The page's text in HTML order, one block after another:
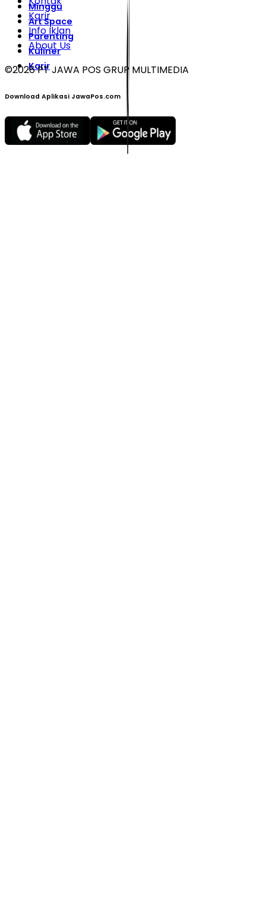
Minggu
Art Space
Parenting
Kuliner
Karir
Karir
Info Iklan
About Us
©2026PT JAWA POS GRUP MULTIMEDIA
Download Aplikasi JawaPos.com